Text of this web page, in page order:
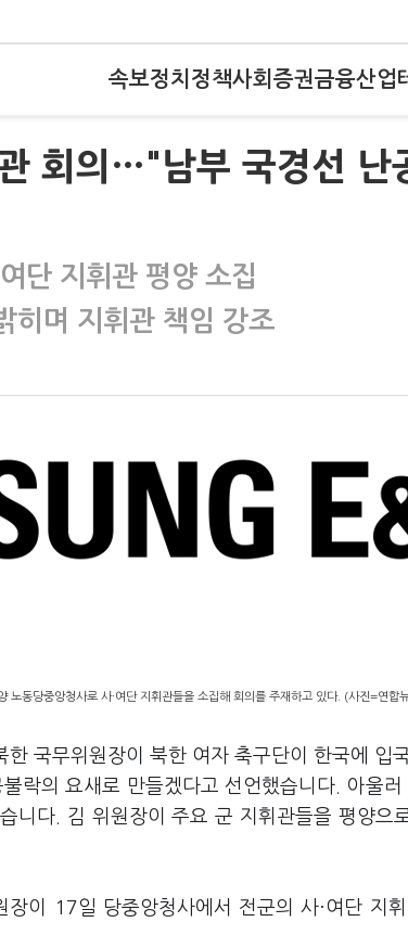
속보정치 정책사회 증권금융산업
회의…"남부 국경선 난
단 지휘관 평양 소집
히며 지휘관 책임 강조
노동당중앙청사로 사·여단 지휘관들을 소집해 회의를 주재하고 있다. (사진=연합
국무위원장이 북한 여자 축구단이 한국에 입
락의 요새로 만들겠다고 선언했습니다. 아울러
니다. 김 위원장이 주요 군 지휘관들을 평양으
이 17일 당중앙청사에서 전군의 사·여단 지